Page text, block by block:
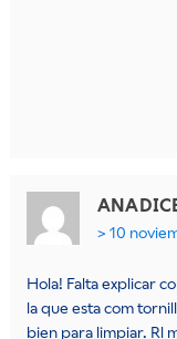
ANA
10
Hola! Falta explicar
la que esta com
bien para limpiar. Rl